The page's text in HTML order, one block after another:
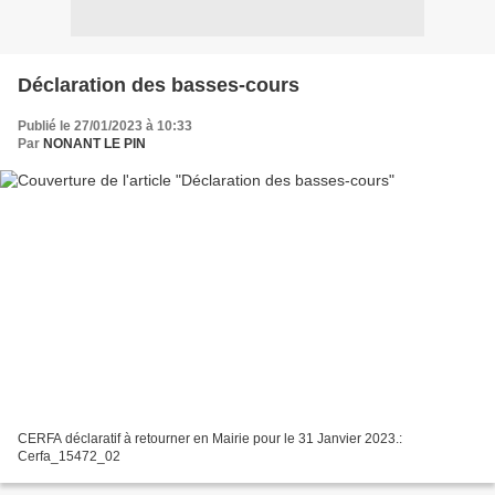
Déclaration des basses-cours
Publié le 27/01/2023 à 10:33
Par NONANT LE PIN
CERFA déclaratif à retourner en Mairie pour le 31 Janvier 2023.:
Cerfa_15472_02